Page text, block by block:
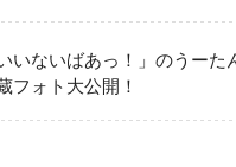
いないばあっ！」のうーた
フォト大公開！